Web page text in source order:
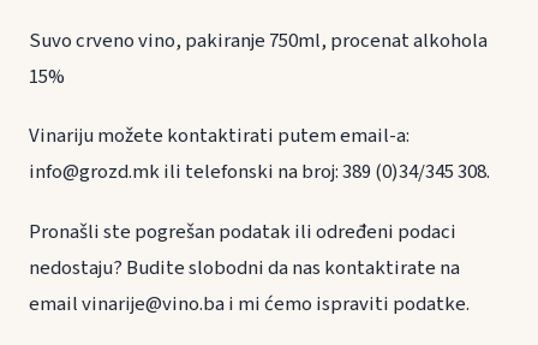
Suvo crveno vino, pakiranje 750ml, procenat alkohola
15%
Vinariju možete kontaktirati putem email-a:
info@grozd.mk ili telefonski na broj: 389 (0)34/345 308.
Pronašli ste pogrešan podatak ili određeni podaci
nedostaju? Budite slobodni da nas kontaktirate na
email vinarije@vino.ba i mi ćemo ispraviti podatke.